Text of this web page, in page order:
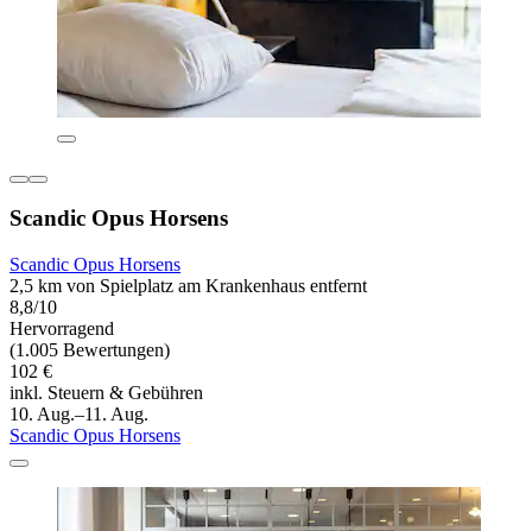
Scandic Opus Horsens
Scandic Opus Horsens
2,5 km von Spielplatz am Krankenhaus entfernt
8,8/10
Hervorragend
(1.005 Bewertungen)
102 €
inkl. Steuern & Gebühren
10. Aug.–11. Aug.
Scandic Opus Horsens